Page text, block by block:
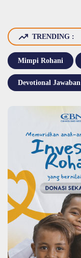
TRENDING :
Mimpi Rohani
Devotional Jawaban